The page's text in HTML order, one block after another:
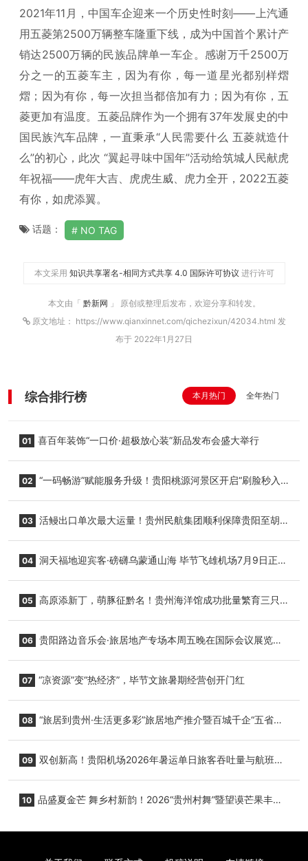
2021年11月，中国车企迎来一个历史性时刻——上汽通
用五菱第2500万辆整车隆重下线，成为中国首个累计产
销达2500万辆的民族品牌单一车企。感谢万千2500万
分之一的五菱车主，因为有你，每一道星光都别样熠
熠；因为有你，每一次担当都倍加有力；因为有你，五
菱更加有温度。五菱品牌作为一个拥有37年发展史的中
国民族汽车品牌，一直秉承“人民需要什么 五菱就造什
么”的初心，此次 “翼起寻味中国年”活动给筑城人民献虎
年祝福——虎年大吉、虎虎生威、虎力全开，2022五菱
有你，如虎添翼。
话题： NO TAG
本文采用 知识共享署名-相同方式共享 4.0 国际许可协议 进行许可
本文由「 黔新网 」 原创或整理后发布，欢迎分享和转发。
原文地址： https://www.qianxinnet.com/qichezixun/42034.html 发
布于 2022年1月27日
综合排行榜 本月热门 全年热门
01 喜百年装饰“一口价·超极放心装”新品发布会盛大举行
02 “一码畅游”赋能服务升级！贵阳桃源河景区开启“刷脸秒入
03 活鳗出口单次最大运量！贵州民航集团顺利保障贵阳至胡
04 洞天福地迎宾客·磅礴乌蒙通山海 毕节飞雄机场7月9日正式
05 高原添新丁，萌豚征黔名！贵州海洋馆成功批量繁育三只
06 贵阳路边音乐会·旅居地产专场本周五晚在国际会议展览中
07 “凉资源”变“热经济”，毕节文旅暑期经营创开门红
08 “旅居到贵州·生活更多彩”旅居地产推介暨百城千企“五省
09 双创新高！贵阳机场2026年暑运单日旅客吞吐量与航班起
10 品盛夏金芒 舞乡村新韵！2026“贵州村舞”暨望谟芒果丰收